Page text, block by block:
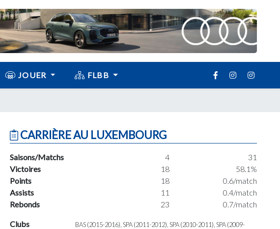
JOUER FLBB
CARRIÈRE AU LUXEMBOURG
Saisons/Matchs 4
31
Victoires
18
58.1%
Points
18
0.6/match
Assists
11
0.4/match
Rebonds
23 0.7/match
Clubs
BAS (2015-2016), SPA (2011-2012), SPA (2010-2011), SPA (2009-